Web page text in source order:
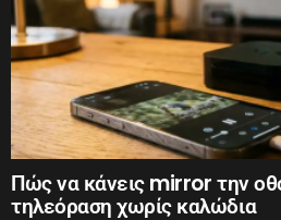
Πώς να κάνεις mirror την
τηλεόραση χωρίς καλώδια